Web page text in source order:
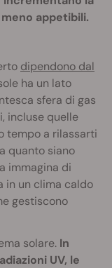
appetibili.
dipendono dal
ha un lato
sfera di gas
incluse quelle
tempo a rilassarti
quanto siano
immagina di
in un clima caldo
gestiscono
solare. In
UV, le